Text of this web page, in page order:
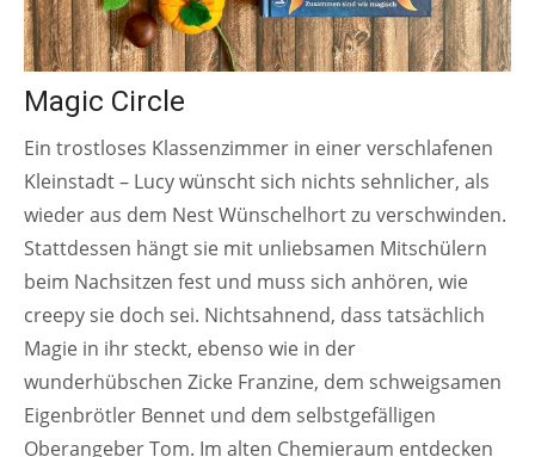
Magic Circle
Ein trostloses Klassenzimmer in einer verschlafenen
Kleinstadt – Lucy wünscht sich nichts sehnlicher, als
wieder aus dem Nest Wünschelhort zu verschwinden.
Stattdessen hängt sie mit unliebsamen Mitschülern
beim Nachsitzen fest und muss sich anhören, wie
creepy sie doch sei. Nichtsahnend, dass tatsächlich
Magie in ihr steckt, ebenso wie in der
wunderhübschen Zicke Franzine, dem schweigsamen
Eigenbrötler Bennet und dem selbstgefälligen
Oberangeber Tom. Im alten Chemieraum entdecken